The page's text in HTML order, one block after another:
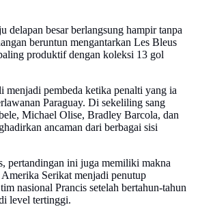
delapan besar berlangsung hampir tanpa
beruntun mengantarkan Les Bleus
produktif dengan koleksi 13 gol
pembeda ketika penalti yang ia
Paraguay. Di sekeliling sang
Michael Olise, Bradley Barcola, dan
ancaman dari berbagai sisi
pertandingan ini juga memiliki makna
Serikat menjadi penutup
nasional Prancis setelah bertahun-tahun
level tertinggi.